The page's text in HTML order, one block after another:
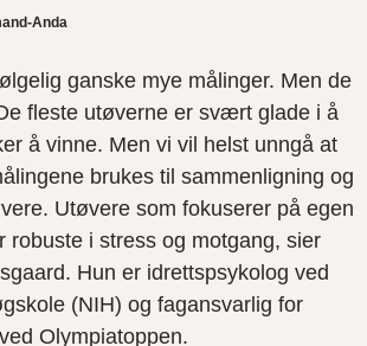
Anda
ganske mye målinger. Men de
fleste utøverne er svært glade i å
å vinne. Men vi vil helst unngå at
brukes til sammenligning og
Utøvere som fokuserer på egen
robuste i stress og motgang, sier
Hun er idrettspsykolog ved
(NIH) og fagansvarlig for
Olympiatoppen.